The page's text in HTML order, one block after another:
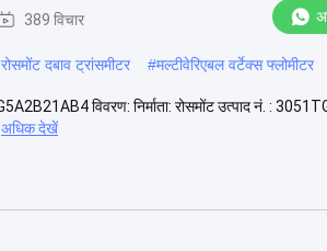
389 विचार
दबाव ट्रांसमीटर #मल्टीवेरिएबल वर्टेक्स फ्लोमीटर
विवरण: निर्माता: रोसमोंट उत्पाद नं. :
अधिक देखें